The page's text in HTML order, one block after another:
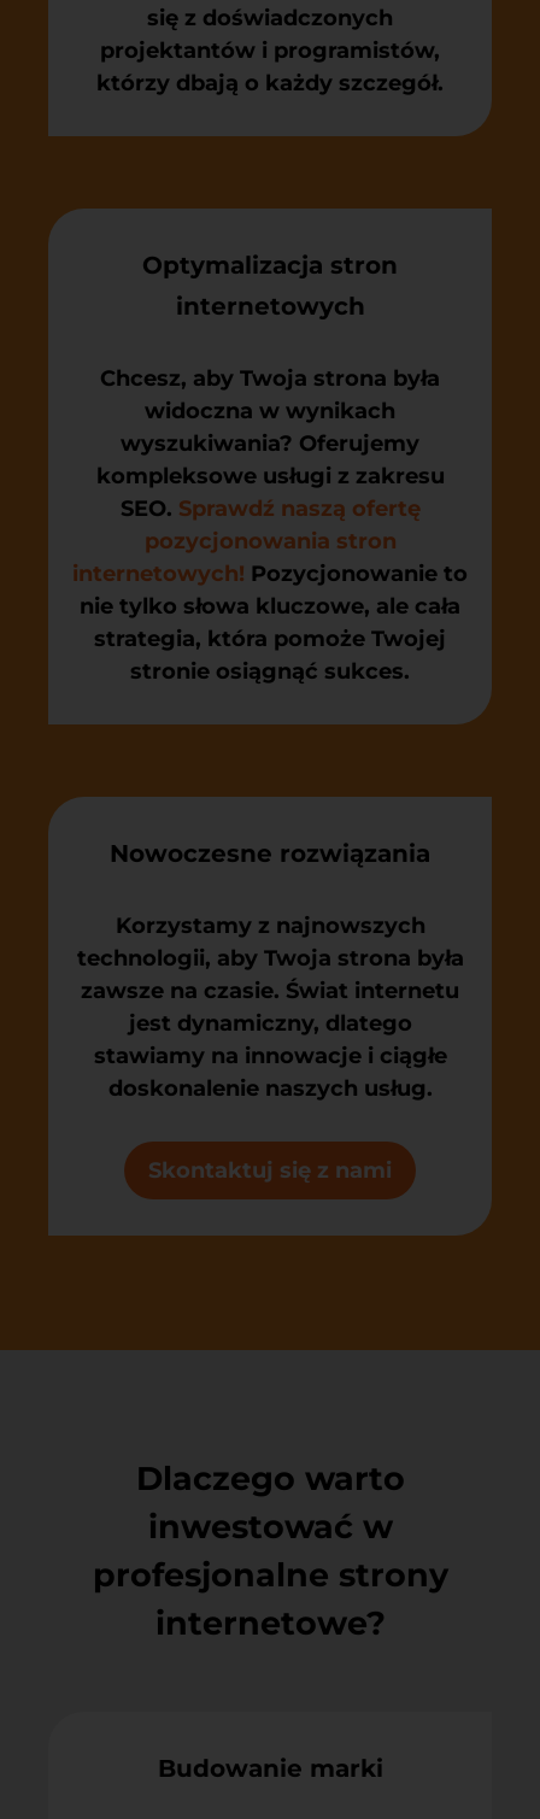
się z doświadczonych
projektantów i programistów,
którzy dbają o każdy szczegół.
Optymalizacja stron
internetowych
Chcesz, aby Twoja strona była
widoczna w wynikach
wyszukiwania? Oferujemy
kompleksowe usługi z zakresu
SEO. Sprawdź naszą ofertę
pozycjonowania stron
internetowych! Pozycjonowanie to
nie tylko słowa kluczowe, ale cała
strategia, która pomoże Twojej
stronie osiągnąć sukces.
Nowoczesne rozwiązania
Korzystamy z najnowszych
technologii, aby Twoja strona była
zawsze na czasie. Świat internetu
jest dynamiczny, dlatego
stawiamy na innowacje i ciągłe
doskonalenie naszych usług.
Skontaktuj się z nami
Dlaczego warto
inwestować w
profesjonalne strony
internetowe?
Budowanie marki